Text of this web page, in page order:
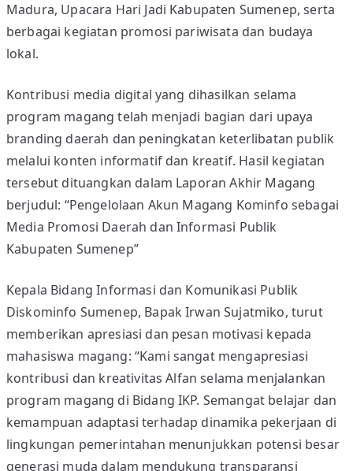
Madura, Upacara Hari Jadi Kabupaten Sumenep, serta
berbagai kegiatan promosi pariwisata dan budaya
lokal.
Kontribusi media digital yang dihasilkan selama
program magang telah menjadi bagian dari upaya
branding daerah dan peningkatan keterlibatan publik
melalui konten informatif dan kreatif. Hasil kegiatan
tersebut dituangkan dalam Laporan Akhir Magang
berjudul: “Pengelolaan Akun Magang Kominfo sebagai
Media Promosi Daerah dan Informasi Publik
Kabupaten Sumenep”
Kepala Bidang Informasi dan Komunikasi Publik
Diskominfo Sumenep, Bapak Irwan Sujatmiko, turut
memberikan apresiasi dan pesan motivasi kepada
mahasiswa magang: “Kami sangat mengapresiasi
kontribusi dan kreativitas Alfan selama menjalankan
program magang di Bidang IKP. Semangat belajar dan
kemampuan adaptasi terhadap dinamika pekerjaan di
lingkungan pemerintahan menunjukkan potensi besar
generasi muda dalam mendukung transparansi